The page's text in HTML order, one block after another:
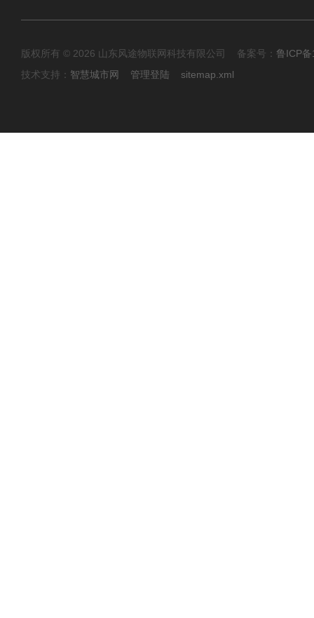
版权所有 © 2026 山东风途物联网科技有限公司 备案号： 鲁ICP
技术支持： 智慧城市网 管理登陆 sitemap.xml